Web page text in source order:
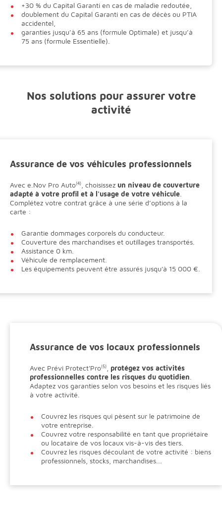
+30 % du Capital Garanti en cas de maladie redoutée,
doublement du Capital Garanti en cas de décès ou PTIA
accidentel,
garanties jusqu’à 65 ans (formule Optimale) et jusqu’à
75 ans (formule Essentielle).
Nos solutions pour assurer votre
activité
Assurance de vos véhicules professionnels
Avec e.Nov Pro Auto(4) , choisissez un niveau de couverture
adapté à votre profil et à l'usage de votre véhicule
Complétez votre contrat grâce à une série d’options à la
carte :
Garantie dommages corporels du conducteur.
Couverture des marchandises et outillages transportés.
Assistance 0 km.
Véhicule de remplacement.
Les équipements peuvent être assurés jusqu'à 15 000 €.
Assurance de vos locaux professionnels
Avec Prévi Protect'Pro(5), protégez vos activités
professionnelles contre les risques du quotidien.
Adaptez vos garanties selon vos besoins et les risques liés
à votre activité.
Couvrez les risques qui pèsent sur le patrimoine de
votre entreprise.
Couvrez votre responsabilité en tant que propriétaire
ou locataire de vos locaux vis-à-vis des tiers.
Couvrez les risques découlant de votre activité : biens
professionnels, stocks, marchandises...